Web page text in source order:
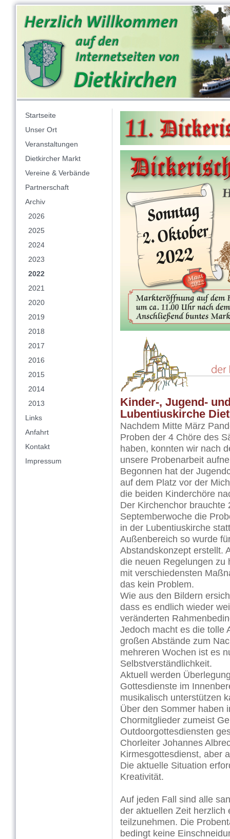
Startseite
Unser Ort
Veranstaltungen
Dietkircher Markt
Vereine & Verbände
Partnerschaft
Archiv
2026
2025
2024
2023
2022
2021
2020
2019
2018
2017
2016
2015
2014
2013
Links
Anfahrt
Kontakt
Impressum
Kinder-, Jugend-
Lubentiuskirche
Nachdem Mitte März
Proben der 4 Chöre des
haben, konnten wir nach
unsere Probenarbeit
Begonnen hat der
auf dem Platz vor der
die beiden Kinderchöre
Der Kirchenchor brauchte
Septemberwoche die
in der Lubentiuskirche
Außenbereich so wurde
Abstandskonzept erstellt.
die neuen Regelungen zu
mit verschiedensten
das kein Problem.
Wie aus den Bildern
dass es endlich wieder
veränderten
Jedoch macht es die tolle
großen Abstände zum
mehreren Wochen ist es
Selbstverständlichkeit.
Aktuell werden
Gottesdienste im
musikalisch unterstützen
Über den Sommer haben
Chormitglieder zumeist
Outdoorgottesdiensten
Chorleiter Johannes
Kirmesgottesdienst, aber
Die aktuelle Situation
Kreativität.
Auf jeden Fall sind alle
der aktuellen Zeit herzlich
teilzunehmen. Die
bedingt keine